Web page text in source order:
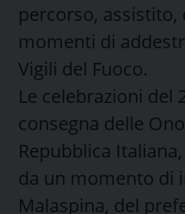
percorso,
momenti di
Vigili del Fuoco.
Le celebrazioni del
consegna delle
Repubblica
da un momento di
Malaspina, del